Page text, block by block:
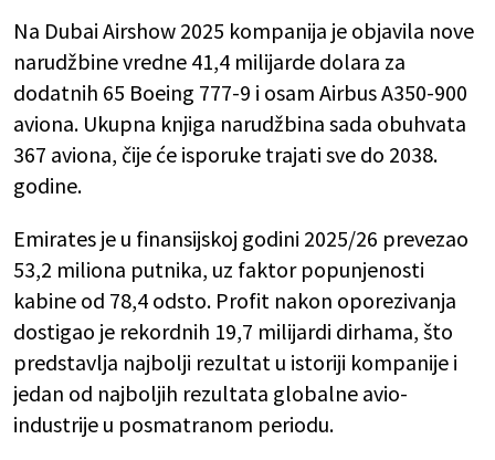
Na Dubai Airshow 2025 kompanija je objavila nove
narudžbine vredne 41,4 milijarde dolara za
dodatnih 65 Boeing 777-9 i osam Airbus A350-900
aviona. Ukupna knjiga narudžbina sada obuhvata
367 aviona, čije će isporuke trajati sve do 2038.
godine.
Emirates je u finansijskoj godini 2025/26 prevezao
53,2 miliona putnika, uz faktor popunjenosti
kabine od 78,4 odsto. Profit nakon oporezivanja
dostigao je rekordnih 19,7 milijardi dirhama, što
predstavlja najbolji rezultat u istoriji kompanije i
jedan od najboljih rezultata globalne avio-
industrije u posmatranom periodu.